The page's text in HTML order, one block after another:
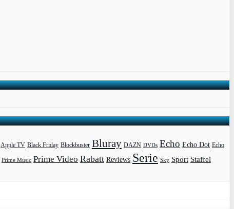
Apple TV Black Friday Blockbuster Bluray DAZN DVDs Echo Echo Dot Echo
Prime Music Prime Video Rabatt Reviews Serie Sky Sport Staffel